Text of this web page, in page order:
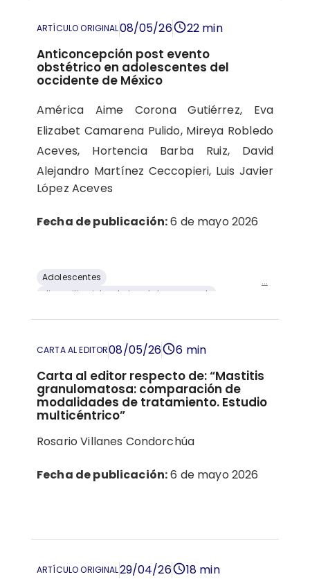
ARTÍCULO ORIGINAL08/05/26 22 min
Anticoncepción post evento
obstétrico en adolescentes del
occidente de México
América Aime Corona Gutiérrez,
Eva
Elizabet Camarena Pulido, Mireya Robledo
Aceves,
Hortencia Barba Ruiz,
David
Alejandro Martínez Ceccopieri, Luis Javier
López Aceves
Fecha de publicación:6 de mayo 2026
Adolescentes
dispositivo intrauterino de levonorgestr
hospital público
oclusión tubaria bilateral
preferencias anticonceptivas posparto
...
CARTA AL EDITOR08/05/26 6 min
Carta al editor respecto de: “Mastitis
granulomatosa: comparación de
modalidades de tratamiento. Estudio
multicéntrico”
Rosario Villanes Condorchúa
Fecha de publicación:6 de mayo 2026
ARTÍCULO ORIGINAL29/04/26 18 min